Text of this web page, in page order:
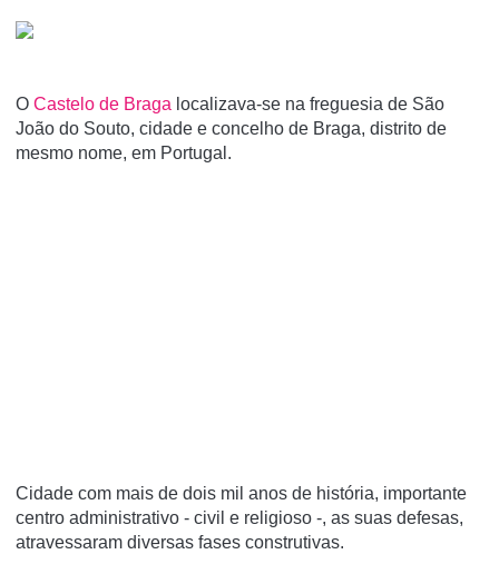
O Castelo de Braga localizava-se na freguesia de São
João do Souto, cidade e concelho de Braga, distrito de
mesmo nome, em Portugal.
Cidade com mais de dois mil anos de história, importante
centro administrativo - civil e religioso -, as suas defesas,
atravessaram diversas fases construtivas.